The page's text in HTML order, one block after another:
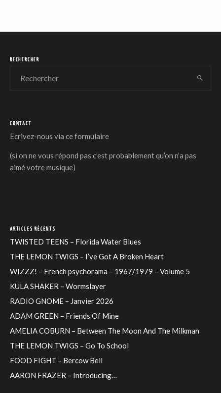
RECHERCHER
CONTACT
Ecrivez-nous via ce formulaire
(si on ne vous répond pas c’est probablement qu’on n’a pas
aimé votre musique)
ARTICLES RÉCENTS
TWISTED TEENS – Florida Water Blues
THE LEMON TWIGS – I’ve Got A Broken Heart
WIZZZ! – French psychorama – 1967/1979 – Volume 5
KULA SHAKER – Wormslayer
RADIO GNOME – Janvier 2026
ADAM GREEN – Friends Of Mine
AMELIA COBURN – Between The Moon And The Milkman
THE LEMON TWIGS – Go To School
FOOD FIGHT – Bercow Bell
AARON FRAZER – Introducing…